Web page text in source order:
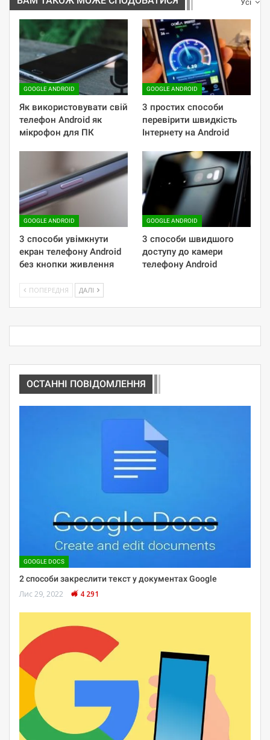
Усі
GOOGLE ANDROID
Як використовувати свій
телефон Android як
мікрофон для ПК
GOOGLE ANDROID
3 простих способи
перевірити швидкість
Інтернету на Android
GOOGLE ANDROID
3 способи увімкнути
екран телефону Android
без кнопки живлення
GOOGLE ANDROID
3 способи швидшого
доступу до камери
телефону Android
ПОПЕРЕДНЯ ДАЛІ
ОСТАННІ ПОВІДОМЛЕННЯ
GOOGLE DOCS
2 способи закреслити текст у документах Google
Лис 29, 2022 4 291